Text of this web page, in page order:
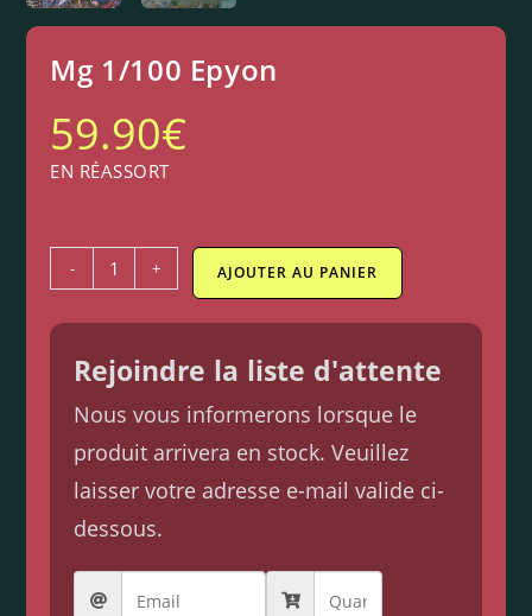
Mg 1/100 Epyon
59.90€
EN RÉASSORT
- + AJOUTER AU PANIER
Rejoindre la liste d'attente
Nous vous informerons lorsque le
produit arrivera en stock. Veuillez
laisser votre adresse e-mail valide ci-
dessous.